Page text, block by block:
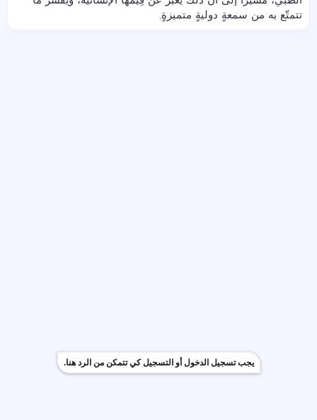
تتمتّع به من سمعةٍ دوليةٍ متميزةٍ.
يجب تسجيل الدخول أو التسجيل كي تتمكن من الرد هنا.